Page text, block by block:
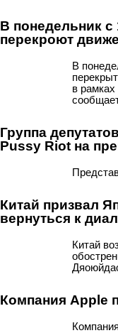
В понедельник с
перекроют
В
в
Группа
Pussy Riot на
Китай призвал
вернуться к
Китай
Компания Apple
Компания